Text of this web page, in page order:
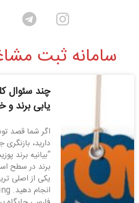
سامانه ثبت
چند سئوال
یابی برند و
اگر شما قصد
دارید،
“بیانیه برند
برند در سطح
یکی از اصلی